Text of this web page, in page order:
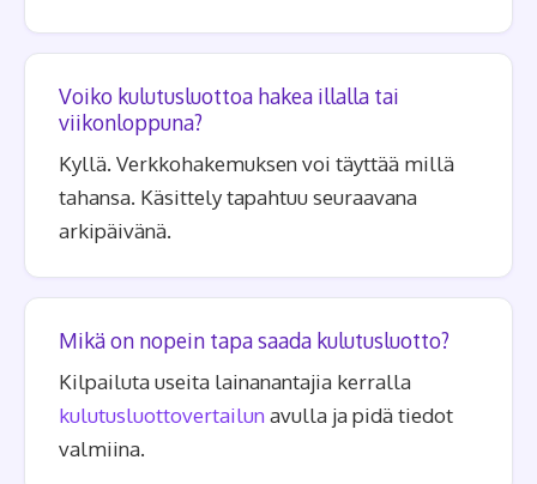
Voiko kulutusluottoa hakea illalla tai
viikonloppuna?
Kyllä. Verkkohakemuksen voi täyttää millä
tahansa. Käsittely tapahtuu seuraavana
arkipäivänä.
Mikä on nopein tapa saada kulutusluotto?
Kilpailuta useita lainanantajia kerralla
kulutusluottovertailunavulla ja pidä tiedot
valmiina.